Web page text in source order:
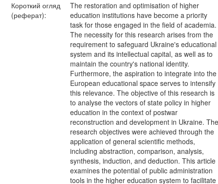
Короткий огляд
(реферат):
The restoration and optimisation of higher
education institutions have become a priority
task for those engaged in the field of academia.
The necessity for this research arises from the
requirement to safeguard Ukraine's educational
system and its intellectual capital, as well as to
maintain the country's national identity.
Furthermore, the aspiration to integrate into the
European educational space serves to intensify
this relevance. The objective of this research is
to analyse the vectors of state policy in higher
education in the context of postwar
reconstruction and development in Ukraine. The
research objectives were achieved through the
application of general scientific methods,
including abstraction, comparison, analysis,
synthesis, induction, and deduction. This article
examines the potential of public administration
tools in the higher education system to facilitate